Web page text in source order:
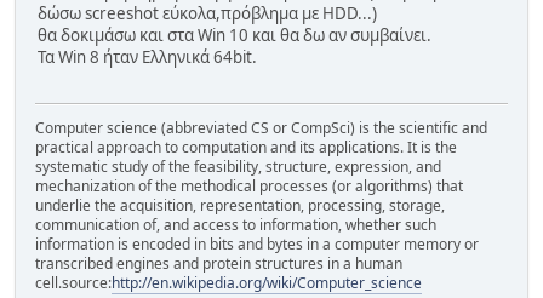
δώσω screeshot εύκολα,πρόβλημα με HDD...)
θα δοκιμάσω και στα Win 10 και θα δω αν συμβαίνει.
Τα Win 8 ήταν Ελληνικά 64bit.
Computer science (abbreviated CS or CompSci) is the scientific and
practical approach to computation and its applications. It is the
systematic study of the feasibility, structure, expression, and
mechanization of the methodical processes (or algorithms) that
underlie the acquisition, representation, processing, storage,
communication of, and access to information, whether such
information is encoded in bits and bytes in a computer memory or
transcribed engines and protein structures in a human
cell.source:http://en.wikipedia.org/wiki/Computer_science